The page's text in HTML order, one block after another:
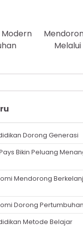
Modern
Dorong Generasi
Bikin Peluang
Mendorong
Dorong Pertumbuhan
Metode Belajar